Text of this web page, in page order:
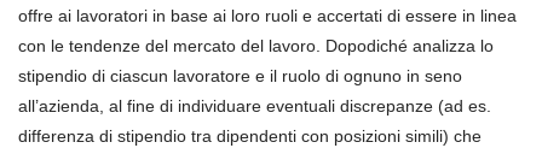
offre ai lavoratori in base ai loro ruoli e accertati di essere in linea
con le tendenze del mercato del lavoro. Dopodiché analizza lo
stipendio di ciascun lavoratore e il ruolo di ognuno in seno
all’azienda, al fine di individuare eventuali discrepanze (ad es.
differenza di stipendio tra dipendenti con posizioni simili) che